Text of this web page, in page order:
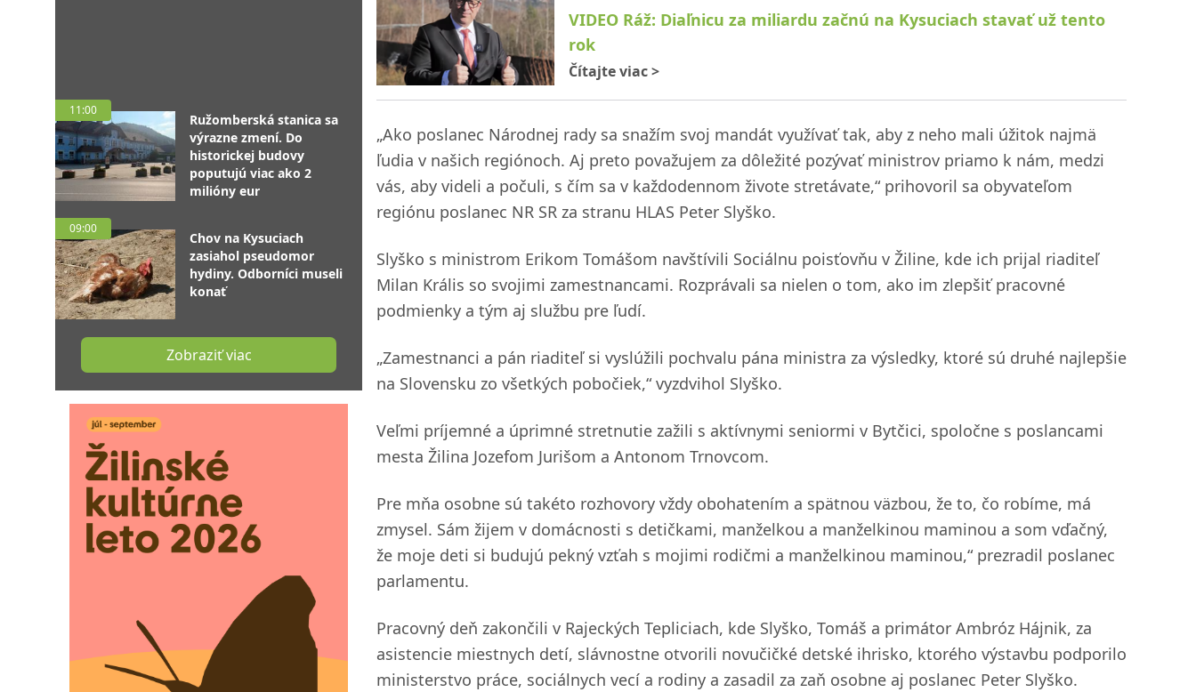
11:00
Ružomberská stanica sa
výrazne zmení. Do
historickej budovy
poputujú viac ako 2
milióny eur
09:00
Chov na Kysuciach
zasiahol pseudomor
hydiny. Odborníci museli
konať
Zobraziť viac
VIDEO Ráž: Diaľnicu za miliardu začnú na Kysuciach stavať už tento
rok
Čítajte viac>
„Ako poslanec Národnej rady sa snažím svoj mandát využívať tak, aby z neho mali úžitok najmä
ľudia v našich regiónoch. Aj preto považujem za dôležité pozývať ministrov priamo k nám, medzi
vás, aby videli a počuli, s čím sa v každodennom živote stretávate,“ prihovoril sa obyvateľom
regiónu poslanec NR SR za stranu HLAS Peter Slyško.
Slyško s ministrom Erikom Tomášom navštívili Sociálnu poisťovňu v Žiline, kde ich prijal riaditeľ
Milan Krális so svojimi zamestnancami. Rozprávali sa nielen o tom, ako im zlepšiť pracovné
podmienky a tým aj službu pre ľudí.
„Zamestnanci a pán riaditeľ si vyslúžili pochvalu pána ministra za výsledky, ktoré sú druhé najlepšie
na Slovensku zo všetkých pobočiek,“ vyzdvihol Slyško.
Veľmi príjemné a úprimné stretnutie zažili s aktívnymi seniormi v Bytčici, spoločne s poslancami
mesta Žilina Jozefom Jurišom a Antonom Trnovcom.
Pre mňa osobne sú takéto rozhovory vždy obohatením a spätnou väzbou, že to, čo robíme, má
zmysel. Sám žijem v domácnosti s detičkami, manželkou a manželkinou maminou a som vďačný,
že moje deti si budujú pekný vzťah s mojimi rodičmi a manželkinou maminou,“ prezradil poslanec
parlamentu.
Pracovný deň zakončili v Rajeckých Tepliciach, kde Slyško, Tomáš a primátor Ambróz Hájnik, za
asistencie miestnych detí, slávnostne otvorili novučičké detské ihrisko, ktorého výstavbu podporilo
ministerstvo práce, sociálnych vecí a rodiny a zasadil za zaň osobne aj poslanec Peter Slyško.